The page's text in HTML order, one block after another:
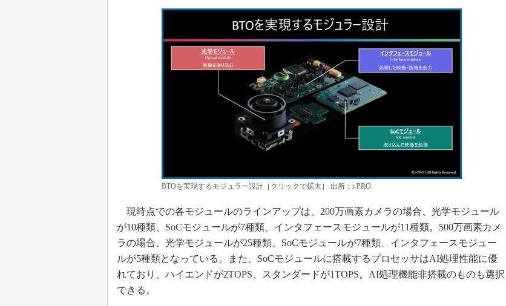
BTOを実現するモジュラー設計［クリックで拡大］ 出所：i-PRO
現時点での各モジュールのラインアップは、200万画素カメラの場合、光学モジュール
が10種類、SoCモジュールが7種類、インタフェースモジュールが11種類。500万画素カメ
ラの場合、光学モジュールが25種類、SoCモジュールが7種類、インタフェースモジュー
ルが5種類となっている。また、SoCモジュールに搭載するプロセッサはAI処理性能に優
れており、ハイエンドが2TOPS、スタンダードが1TOPS。AI処理機能非搭載のものも選択
できる。